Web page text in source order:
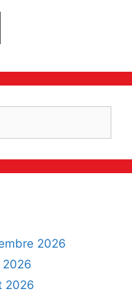
2026
2026
2026